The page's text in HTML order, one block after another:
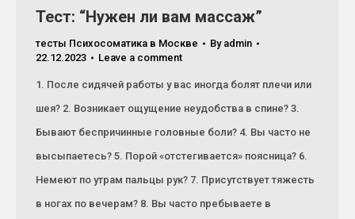
Тест: “Нужен ли вам массаж”
тесты Психосоматика в Москве By admin
22.12.2023
Leave a comment
1. После сидячей работы у вас иногда болят плечи или
шея? 2. Возникает ощущение неудобства в спине? 3.
Бывают беспричинные головные боли? 4. Вы часто не
высыпаетесь? 5. Порой «отстегивается» поясница? 6.
Немеют по утрам пальцы рук? 7. Присутствует тяжесть
в ногах по вечерам? 8. Вы часто пребываете в